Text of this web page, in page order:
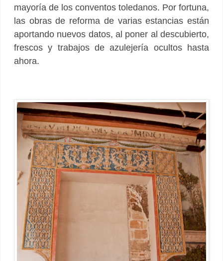
mayoría de los conventos toledanos. Por fortuna,
las obras de reforma de varias estancias están
aportando nuevos datos, al poner al descubierto,
frescos y trabajos de azulejería ocultos hasta
ahora.